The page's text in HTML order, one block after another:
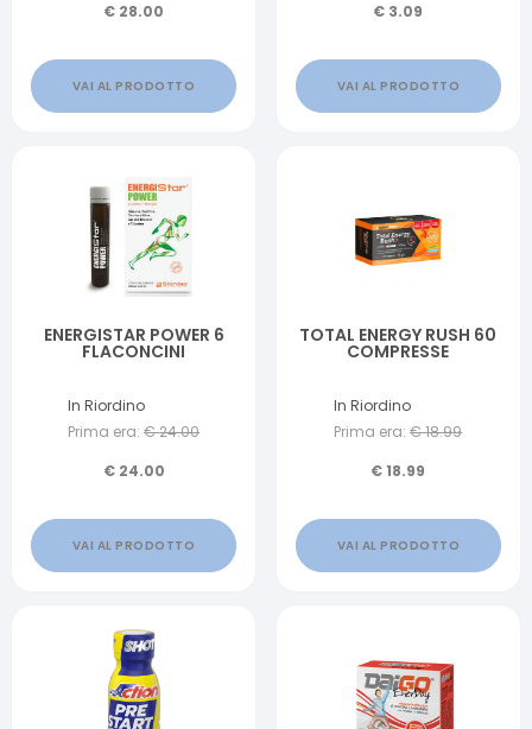
€ 28.00
VAI AL PRODOTTO
€ 3.09
VAI AL PRODOTTO
ENERGISTAR POWER 6
FLACONCINI
In Riordino
Prima era: €24.00
€ 24.00
VAI AL PRODOTTO
TOTAL ENERGY RUSH 60
COMPRESSE
In Riordino
Prima era: €18.99
€18.99
VAI AL PRODOTTO